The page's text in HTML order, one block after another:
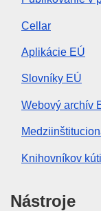
Cellar
Aplikácie EÚ
Slovníky EÚ
Webový archív
Knihovníkov
Nástroje